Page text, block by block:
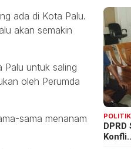
ada di Kota Palu.
akan semakin
Palu untuk saling
oleh Perumda
sama menanam
POLITIK